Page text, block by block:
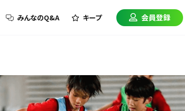
みんなのQ&A キープ 会員登録